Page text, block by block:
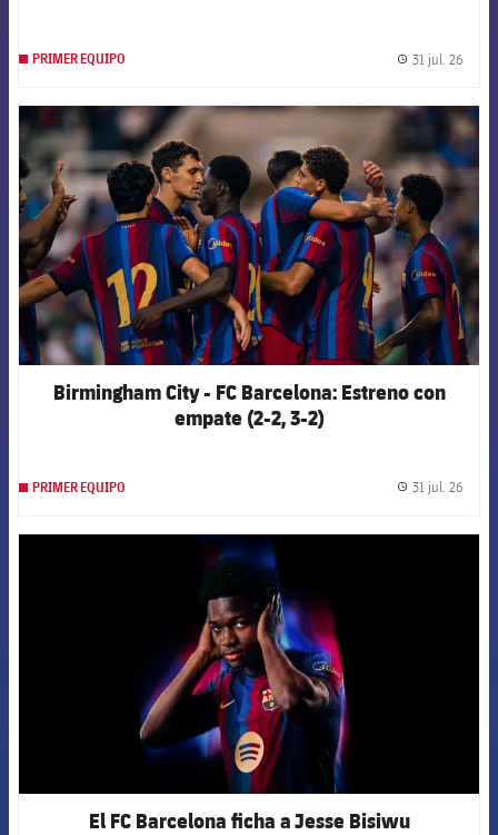
PRIMER EQUIPO 31 jul. 26
FCB Barcelona badge
Birmingham City - FC Barcelona: Estreno con
empate (2-2, 3-2)
PRIMER EQUIPO 31 jul. 26
FCB Barcelona badge
El FC Barcelona ficha a Jesse Bisiwu